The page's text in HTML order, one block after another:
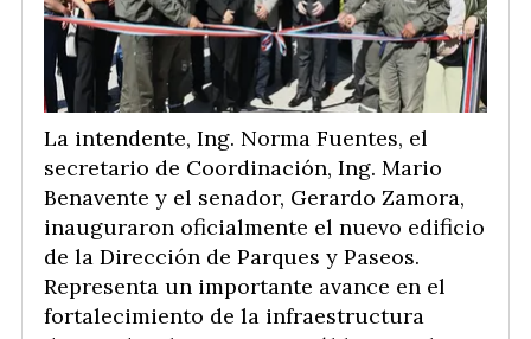
La intendente, Ing. Norma Fuentes, el
secretario de Coordinación, Ing. Mario
Benavente y el senador, Gerardo Zamora,
inauguraron oficialmente el nuevo edificio
de la Dirección de Parques y Paseos.
Representa un importante avance en el
fortalecimiento de la infraestructura